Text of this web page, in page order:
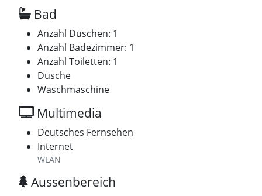
Bad
Anzahl Duschen: 1
Anzahl Badezimmer: 1
Anzahl Toiletten: 1
Dusche
Waschmaschine
Multimedia
Deutsches Fernsehen
Internet
WLAN
Aussenbereich